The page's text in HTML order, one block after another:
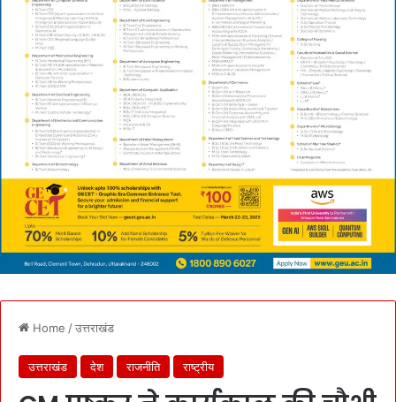
Home /उत्तराखंड
उत्तराखंड देश राजनीति राष्ट्रीय